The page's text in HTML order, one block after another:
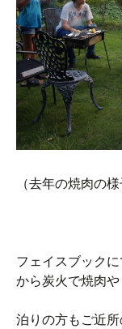
（去年の焼肉の様
フェイスブック
から炭火で焼肉や
泊りの方もご近所